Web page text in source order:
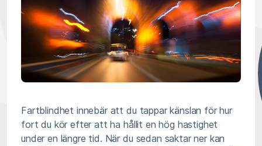
Fartblindhet innebär att du tappar känslan för hur
fort du kör efter att ha hållit en hög hastighet
under en längre tid. När du sedan saktar ner kan